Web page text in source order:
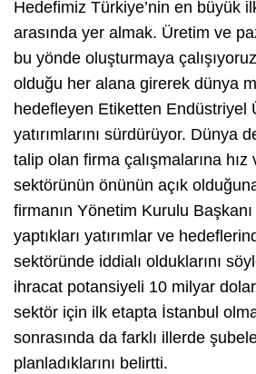
Hedefimiz Türkiye’nin en büyük
arasında yer almak. Üretim ve
bu yönde oluşturmaya
olduğu her alana girerek dünya
hedefleyen Etiketten Endüstriyel
yatırımlarını sürdürüyor. Dünya
talip olan firma çalışmalarına
sektörünün önünün açık
firmanın Yönetim Kurulu
yaptıkları yatırımlar ve
sektöründe iddialı olduklarını
ihracat potansiyeli 10 milyar
sektör için ilk etapta İstanbul
sonrasında da farklı illerde
planladıklarını belirtti.